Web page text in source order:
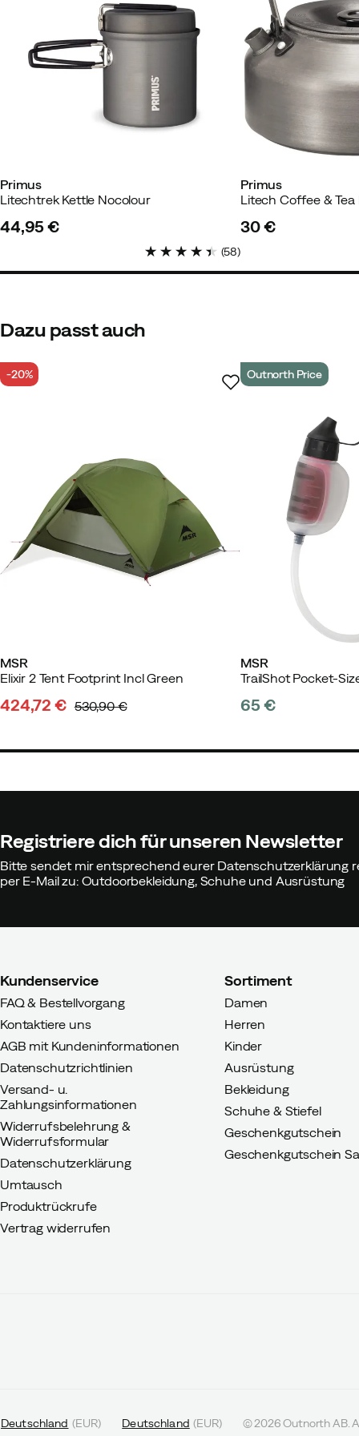
Primus
Litechtrek Kettle Nocolour
44,95 €
(58)
Primus
Litech Coffee &
30 €
Dazu passt auch
MSR
Elixir 2 Tent Footprint Incl Green
-20%
424,72 € 530,90 €
MSR
Outnorth Price
65 €
Registriere dich für unseren Newsletter
Bitte sendet mir entsprechend eurer Datenschutzerklärung
per E-Mail zu: Outdoorbekleidung, Schuhe und Ausrüstung
Kundenservice
FAQ & Bestellvorgang
Kontaktiere uns
AGB mit Kundeninformationen
Datenschutzrichtlinien
Versand- u.
Zahlungsinformationen
Widerrufsbelehrung &
Widerrufsformular
Datenschutzerklärung
Umtausch
Produktrückrufe
Vertrag widerrufen
Sortiment
Damen
Herren
Kinder
Ausrüstung
Bekleidung
Schuhe & Stiefel
Geschenkgutschein
Geschenkgutschein
Deutschland (EUR) Deutschland (EUR) ©2026 Outnorth AB.